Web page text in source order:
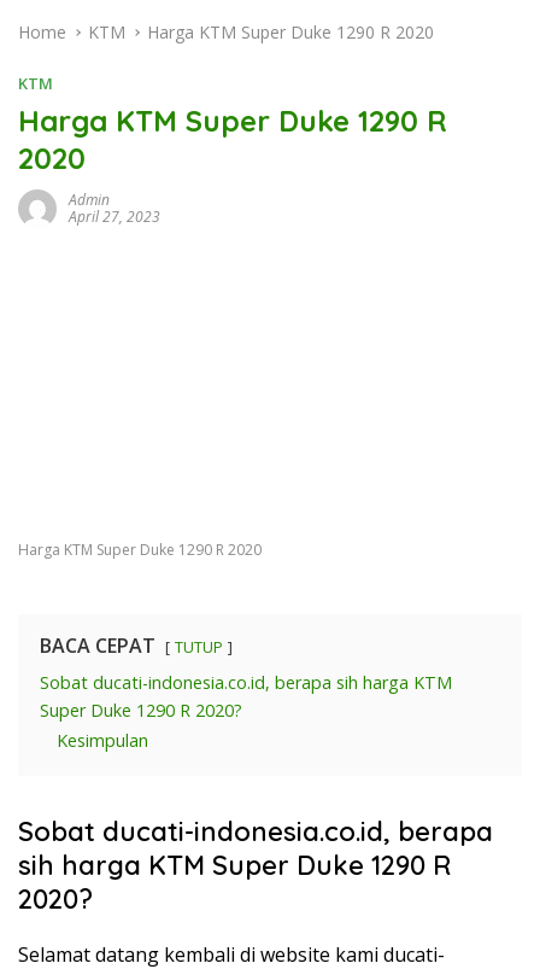
Home KTM Harga KTM Super Duke 1290 R 2020
KTM
Harga KTM Super Duke 1290 R
2020
Admin
April 27, 2023
Harga KTM Super Duke 1290 R 2020
BACA CEPAT TUTUP
Sobat ducati-indonesia.co.id, berapa sih harga KTM
Super Duke 1290 R 2020?
Kesimpulan
Sobat ducati-indonesia.co.id, berapa
sih harga KTM Super Duke 1290 R
2020?
Selamat datang kembali di website kami ducati-